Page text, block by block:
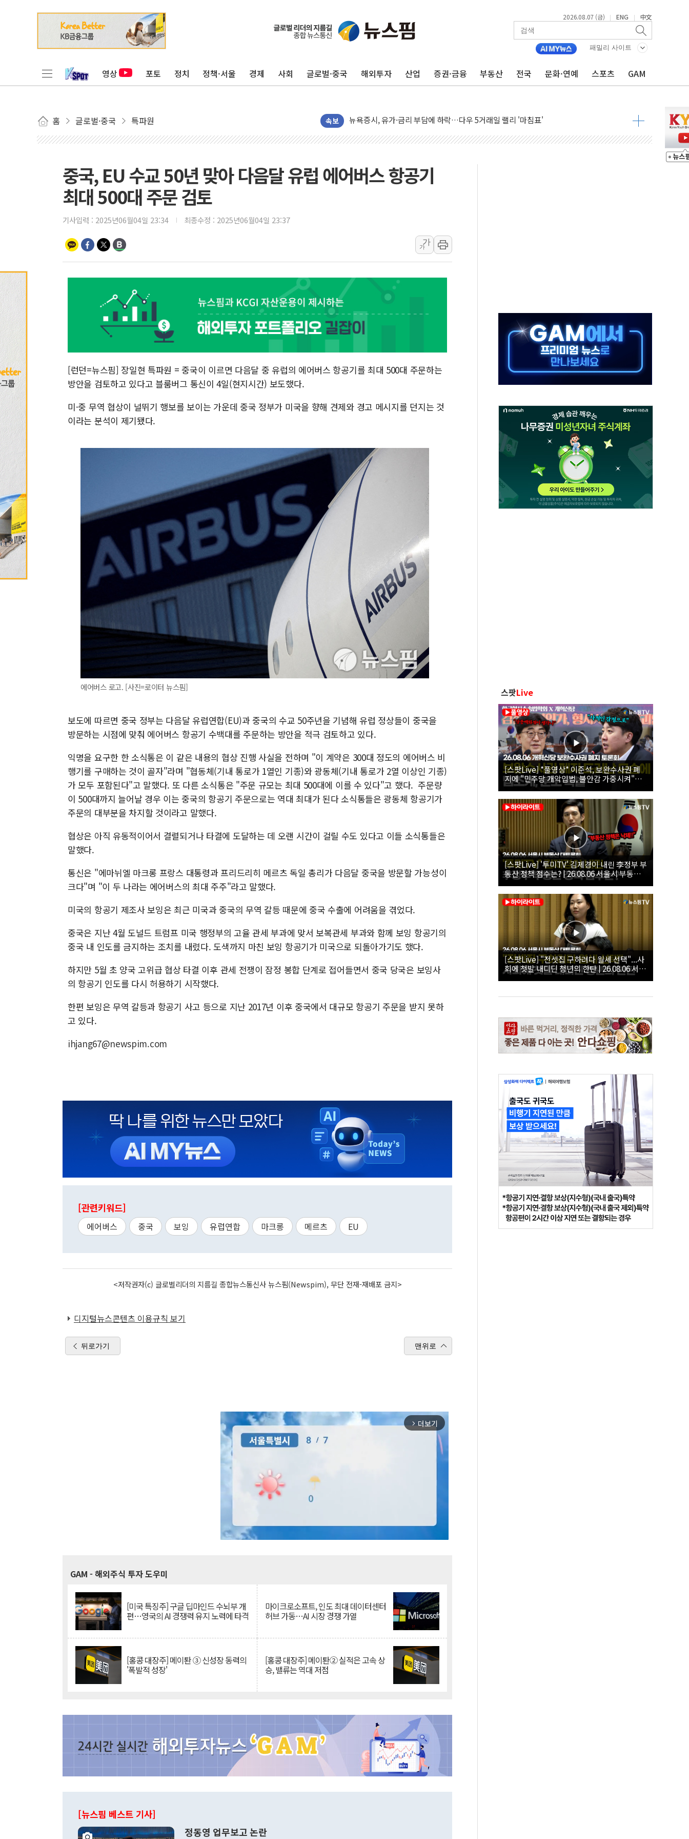
2026.08.07 (금) | ENG | 中文
패밀리 사이트
영상 포토 정치 정책·서울 경제 사회 글로벌·중국 해외투자 산업 증권·금융 부동산 전국 문화·연예 스포츠 GAM
홈 글로벌·중국 특파원 속보
트럼프 "이란전 조만간 끝날 것"…군수품 부족설 일축 "막대한 무기 보유"
현대리바트, 원가 개선으로 실적 방어…다음 과제는 '외형 확대'
세금 부담 커진 고가 1주택자…맞교환·재매수·다운사이징 '저울질'
[금/유가] 이란의 호르무즈 해협 통항 제한 검토에 유가 3% 급등…금값 보합
이란, 오만과 호르무즈 해협 재개방 합의 막바지.."美와 직접 협상 없어"
[민주 당권주자 일정] 송영길·정청래·김민석 후보 - 8월 7일
[오늘의 정치일정] 8월 7일(금)
[오늘의 국회일정] 상임위·세미나·기자회견·주요 정당 - 8월 7일
구광모, 내주 실리콘밸리서 젠슨 황 재회…로봇·AI 데이터센터·모빌리티 구체화
뉴욕증시 개장 전 특징주...모더나·아이온큐·도어대시↑ VS 샌디스크·피그마·앱러빈↓
뉴욕증시 프리뷰, 미 주가선물 AI주 차익실현 속 혼조세...웨스턴디지털·샌디스크↓
금값 7주 만에 최고…美 고용 둔화·호르무즈 재개방 기대에 강세
중국, EU 수교 50년 맞아 다음달 유럽 에어버스 항공기
최대 500대 주문 검토
기사입력 : 2025년06월04일 23:34 최종수정 : 2025년06월04일 23:37
가
가
[런던=뉴스핌] 장일현 특파원 = 중국이 이르면 다음달 중 유럽의 에어버스 항공기를 최대 500대 주문하는
방안을 검토하고 있다고 블룸버그 통신이 4일(현지시간) 보도했다.
미·중 무역 협상이 널뛰기 행보를 보이는 가운데 중국 정부가 미국을 향해 견제와 경고 메시지를 던지는 것
이라는 분석이 제기됐다.
에어버스 로고. [사진=로이터 뉴스핌]
보도에 따르면 중국 정부는 다음달 유럽연합(EU)과 중국의 수교 50주년을 기념해 유럽 정상들이 중국을
방문하는 시점에 맞춰 에어버스 항공기 수백대를 주문하는 방안을 적극 검토하고 있다.
익명을 요구한 한 소식통은 이 같은 내용의 협상 진행 사실을 전하며 "이 계약은 300대 정도의 에어버스 비
행기를 구매하는 것이 골자"라며 "협동체(기내 통로가 1열인 기종)와 광동체(기내 통로가 2열 이상인 기종)
가 모두 포함된다"고 말했다. 또 다른 소식통은 "주문 규모는 최대 500대에 이를 수 있다"고 했다. 주문량
이 500대까지 늘어날 경우 이는 중국의 항공기 주문으로는 역대 최대가 된다 소식통들은 광동체 항공기가
주문의 대부분을 차지할 것이라고 말했다.
협상은 아직 유동적이어서 결렬되거나 타결에 도달하는 데 오랜 시간이 걸릴 수도 있다고 이들 소식통들은
말했다.
통신은 "에마뉘엘 마크롱 프랑스 대통령과 프리드리히 메르츠 독일 총리가 다음달 중국을 방문할 가능성이
크다"며 "이 두 나라는 에어버스의 최대 주주"라고 말했다.
미국의 항공기 제조사 보잉은 최근 미국과 중국의 무역 갈등 때문에 중국 수출에 어려움을 겪었다.
중국은 지난 4월 도널드 트럼프 미국 행정부의 고율 관세 부과에 맞서 보복관세 부과와 함께 보잉 항공기의
중국 내 인도를 금지하는 조치를 내렸다. 도색까지 마친 보잉 항공기가 미국으로 되돌아가기도 했다.
하지만 5월 초 양국 고위급 협상 타결 이후 관세 전쟁이 잠정 봉합 단계로 접어들면서 중국 당국은 보잉사
의 항공기 인도를 다시 허용하기 시작했다.
한편 보잉은 무역 갈등과 항공기 사고 등으로 지난 2017년 이후 중국에서 대규모 항공기 주문을 받지 못하
고 있다.
ihjang67@newspim.com
[관련키워드]
에어버스 중국 보잉 유럽연합 마크롱 메르츠 EU
<저작권자(c) 글로벌리더의 지름길 종합뉴스통신사 뉴스핌(Newspim), 무단 전재-재배포 금지>
디지털뉴스콘텐츠 이용규칙 보기
뒤로가기 맨위로
arrow_forward_ios 더보기
GAM - 해외주식 투자 도우미
[미국 특징주] 구글 딥마인드 수뇌부 개
편…영국의 AI 경쟁력 유지 노력에 타격
마이크로소프트, 인도 최대 데이터센터
허브 가동…AI 시장 경쟁 가열
[홍콩 대장주] 메이퇀 ③ 신성장 동력의
'폭발적 성장'
[홍콩 대장주] 메이퇀② 실적은 고속 상
승, 밸류는 역대 저점
[뉴스핌 베스트 기사]
정동영 업무보고 논란
스팟Live
[스팟Live] *풀영상* 이준석, 보완수사권 폐
지에 "민주당 개악입법, 불안감 가중시켜"｜
26.08.06 개혁신당 보완수사권 폐지 토론회
[스팟Live] '투미TV' 김제경이 내린 李정부 부
동산 정책 점수는? | 26.08.06 서울시 부동산
대토론회
[스팟Live] "전셋집 구하려다 월세 선택"...사
회에 첫발 내디딘 청년의 한탄 | 26.08.06 서울
시 부동산 대토론회